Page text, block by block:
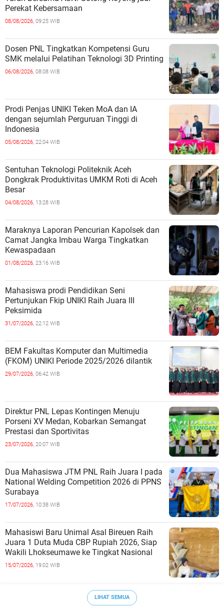
Perekat Kebersamaan
08/08/2026, 09:25 WIB
Dosen PNL Tingkatkan Kompetensi Guru
SMK melalui Pelatihan Teknologi 3D Printing
06/08/2026, 08:08 WIB
Prodi Penjas UNIKI Teken MoA dan IA
dengan sejumlah Perguruan Tinggi di
Indonesia
05/08/2026, 22:04 WIB
Sentuhan Teknologi Politeknik Aceh
Dongkrak Produktivitas UMKM Roti di Aceh
Besar
04/08/2026, 13:28 WIB
Maraknya Laporan Pencurian Kapolsek dan
Camat Jangka Imbau Warga Tingkatkan
Kewaspadaan
01/08/2026, 23:16 WIB
Mahasiswa prodi Pendidikan Seni
Pertunjukan Fkip UNIKI Raih Juara III
Peksimida
31/07/2026, 22:12 WIB
BEM Fakultas Komputer dan Multimedia
(FKOM) UNIKI Periode 2025/2026 dilantik
29/07/2026, 06:42 WIB
Direktur PNL Lepas Kontingen Menuju
Porseni XV Medan, Kobarkan Semangat
Prestasi dan Sportivitas
23/07/2026, 20:07 WIB
Dua Mahasiswa JTM PNL Raih Juara I pada
National Welding Competition 2026 di PPNS
Surabaya
17/07/2026, 10:38 WIB
Mahasiswi Baru Unimal Asal Bireuen Raih
Juara 1 Duta Muda CBP Rupiah 2026, Siap
Wakili Lhokseumawe ke Tingkat Nasional
15/07/2026, 19:02 WIB
LIHAT SEMUA